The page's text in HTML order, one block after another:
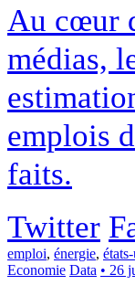
Au cœur
médias,
emplois
faits.
Twitter
emploi, énergie,
Economie Data • 26